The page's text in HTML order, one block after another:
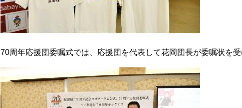
70周年応援団委嘱式では、応援団を代表して花岡団長が委嘱状を受